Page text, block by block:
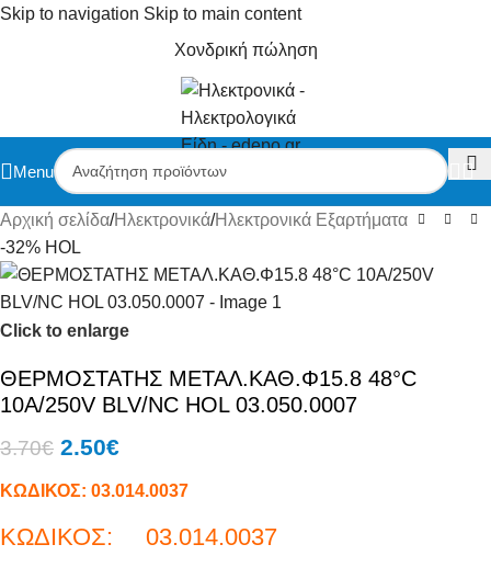
Skip to navigation Skip to main content
Χονδρική πώληση
Menu
Αρχική σελίδα/Ηλεκτρονικά/Ηλεκτρονικά Εξαρτήματα
-32% HOL
Click to enlarge
ΘΕΡΜΟΣΤΑΤΗΣ ΜΕΤΑΛ.ΚΑΘ.Φ15.8 48°C
10A/250V BLV/NC HOL 03.050.0007
3.70€ 2.50€
ΚΩΔΙΚΟΣ: 03.014.0037
ΚΩΔΙΚΟΣ: 03.014.0037